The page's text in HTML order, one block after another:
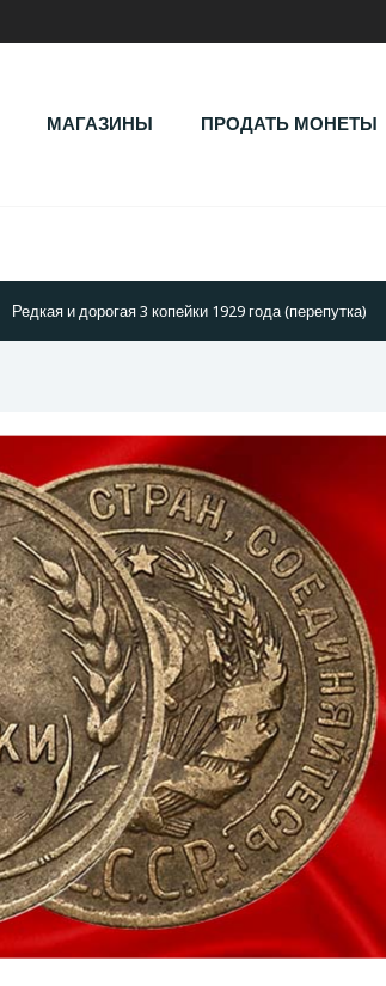
МАГАЗИНЫ ПРОДАТЬ МОНЕТЫ
Редкая и дорогая 3 копейки 1929 года (перепутка)